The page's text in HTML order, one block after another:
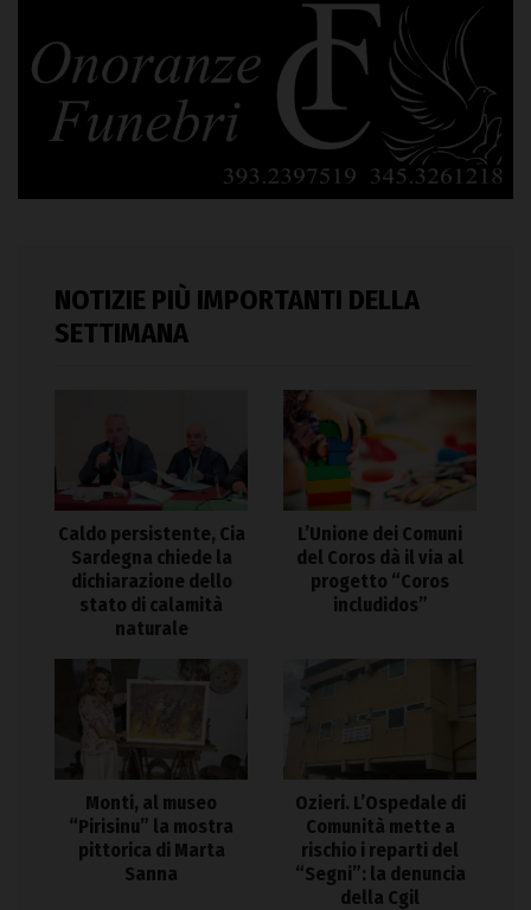
NOTIZIE PIÙ IMPORTANTI DELLA
SETTIMANA
Caldo persistente, Cia
Sardegna chiede la
dichiarazione dello
stato di calamità
naturale
L’Unione dei Comuni
del Coros dà il via al
progetto “Coros
includidos”
Monti, al museo
“Pirisinu” la mostra
pittorica di Marta
Sanna
Ozieri. L’Ospedale di
Comunità mette a
rischio i reparti del
“Segni”: la denuncia
della Cgil